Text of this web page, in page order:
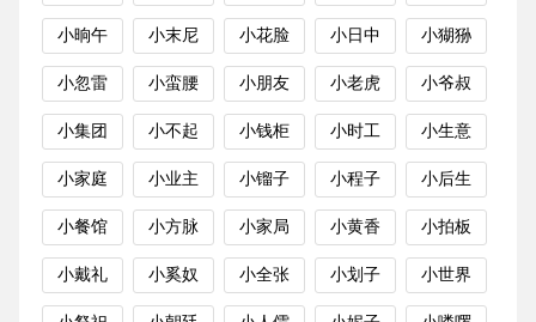
小晌午 小末尼 小花脸 小日中 小猢狲
小忽雷 小蛮腰 小朋友 小老虎 小爷叔
小集团 小不起 小钱柜 小时工 小生意
小家庭 小业主 小镏子 小程子 小后生
小餐馆 小方脉 小家局 小黄香 小拍板
小戴礼 小奚奴 小全张 小划子 小世界